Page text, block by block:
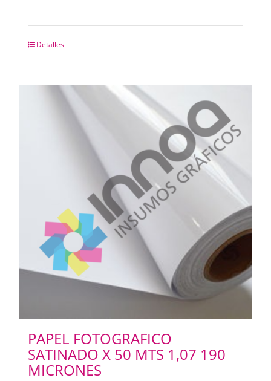
Detalles
PAPEL FOTOGRAFICO
SATINADO X 50 MTS 1,07 190
MICRONES